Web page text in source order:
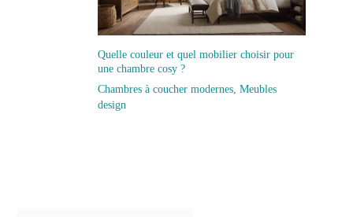
Quelle couleur et quel mobilier choisir pour
une chambre cosy ?
Chambres à coucher modernes Meubles
design